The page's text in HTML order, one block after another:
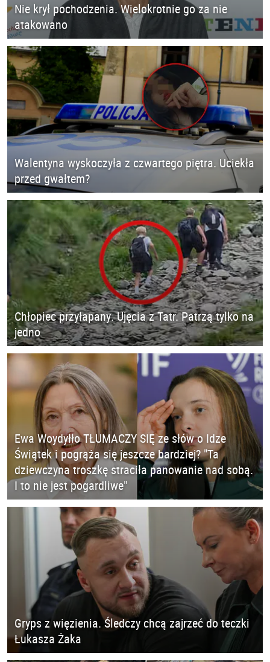
Nie krył pochodzenia. Wielokrotnie go za nie
atakowano
Walentyna wyskoczyła z czwartego piętra. Uciekła
przed gwałtem?
Chłopiec przyłapany. Ujęcia z Tatr. Patrzą tylko na
jedno
Ewa Woydyłło TŁUMACZY SIĘ ze słów o Idze
Świątek i pogrąża się jeszcze bardziej? "Ta
dziewczyna troszkę straciła panowanie nad sobą.
I to nie jest pogardliwe"
Gryps z więzienia. Śledczy chcą zajrzeć do teczki
Łukasza Żaka